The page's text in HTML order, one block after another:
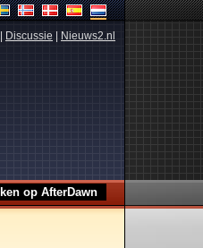
Discussie Nieuws2.nl